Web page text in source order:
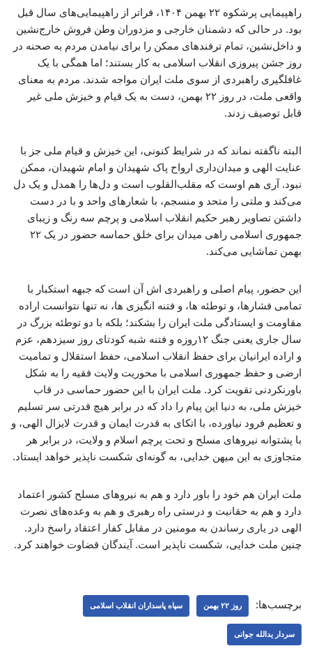
راهپیمایی پرشکوه ۲۲ بهمن ۱۴۰۴، فراتر از راهپیمایی‌های سال قبل
بود. در حالی که دشمنان خارجی و مزدوران وطن فروش خارج‌نشین
و داخل‌نشین، تمام ترفندهای ممکن را برای نیامدن مردم به صحنه در
روز جشن پیروزی انقلاب اسلامی به کار بستند؛ اما همگی با یک
غافلگیری راهبردی از سوی ملت ایران مواجه شدند. مردم به معنای
واقعی ملت، در روز ۲۲ بهمن، دست به یک قیام و خیزش ملی غیر
قابل توصیف زدند.
البته ناگفته نماند که در شرایط کنونی، این خیزش و قیام ملی جز با
عنایت الهی و میدان‌داری ارواح پاک شهیدان و امام شهیدان، ممکن
نبود. آری هم اوست که مقلب‌القلوب است و دل‌ها را همدل و یک دل
می‌کند و ملتی را متحد و منسجم، با شعارهای واحد و با در دست
داشتن تصاویر رهبر حکیم انقلاب اسلامی و پرچم سه رنگ و زیبای
جمهوری اسلامی راهی میدان برای خلق حماسه حضور در یک ۲۲
بهمن تماشایی می‌کند.
این حضور، پیام اصلی و راهبردی اش آن است که جبهه استکبار با
تمامی فشارها، و توطئه ها، و فتنه انگیزی ها، نه تنها نتوانست اراده
مقاومت و ایستادگی ملت ایران را بشکند؛ بلکه با دو توطئه بزرگ در
سال جاری یعنی جنگ ۱۲روزه و فتنه شبه کودتای روز سیزدهم، عزم
و اراده ایرانیان برای حفظ انقلاب اسلامی، حفظ استقلال و تمامیت
ارضی و حفظ جمهوری اسلامی با محوریت ولایت فقیه را به شکل
باورنکردنی تقویت کرد. ملت ایران با این حضور حماسی در قاب
خیزش ملی، به دنیا این پیام را داد که در برابر هیچ قدرتی سر تسلیم
و تعظیم فرود نیاورده، با اتکای به قدرت ایمان و قدرت لایزال الهی، و
با پشتوانه نیروهای مسلح و تحت پرچم اسلام و ولایت، در برابر هر
متجاوزی به این میهن خدایی، به گونه‌ای شکست ناپذیر خواهد ایستاد.
ملت ایران هم خود را باور دارد و هم به نیروهای مسلح کشور اعتماد
دارد و هم به حقانیت و درستی راه رهبری و هم به وعده‌های نصرت
الهی در یاری رساندن به مومنین در مقابل کفار اعتقاد راسخ دارد.
چنین ملت خدایی، شکست ناپذیر است. آیندگان قضاوت خواهند کرد.
برچسب‌ها: روز ۲۲ بهمن سپاه پاسداران انقلاب اسلامی
سردار یدالله جوانی